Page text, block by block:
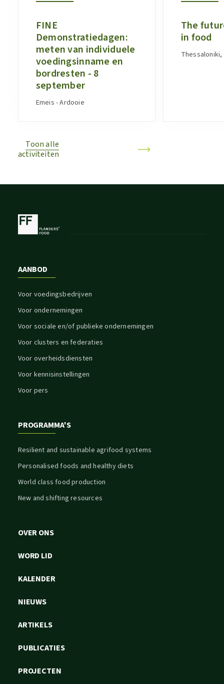
FINE
Demonstratiedagen:
meten van individuele
voedingsinname en
bordresten - 8
september
Emeis - Ardooie
The
in food
Toon alle
activiteiten
AANBOD
Voor voedingsbedrijven
Voor ondernemingen
Voor sociale en/of publieke ondernemingen
Voor clusters en federaties
Voor overheidsdiensten
Voor kennisinstellingen
Voor pers
PROGRAMMA'S
Resilient and sustainable agrifood systems
Personalised foods and healthy diets
World class food production
New and shifting resources
OVER ONS
WORD LID
KALENDER
NIEUWS
ARTIKELS
PUBLICATIES
PROJECTEN